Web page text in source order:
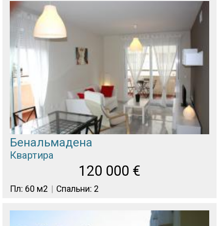
Бенальмадена
Квартира
120 000 €
Пл: 60 м2 Спальни: 2